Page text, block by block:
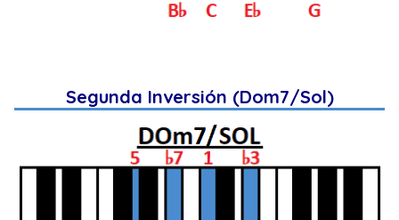
Segunda Inversión (Dom7/Sol)